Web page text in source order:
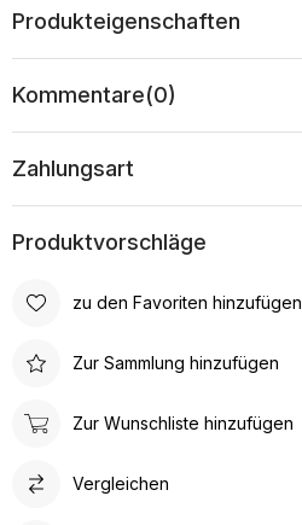
Produkteigenschaften
Kommentare(0)
Zahlungsart
Produktvorschläge
zu den Favoriten hinzufügen
Zur Sammlung hinzufügen
Zur Wunschliste hinzufügen
Vergleichen